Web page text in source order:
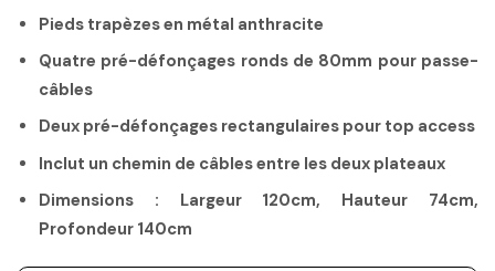
Pieds trapèzes en métal anthracite
Quatre pré-défonçages ronds de 80mm pour passe-
câbles
Deux pré-défonçages rectangulaires pour top access
Inclut un chemin de câbles entre les deux plateaux
Dimensions : Largeur 120cm, Hauteur 74cm,
Profondeur 140cm